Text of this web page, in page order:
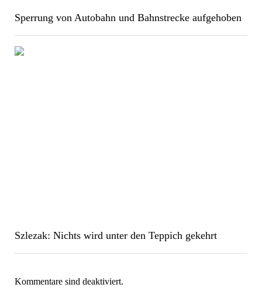
Sperrung von Autobahn und Bahnstrecke aufgehoben
Szlezak: Nichts wird unter den Teppich gekehrt
Kommentare sind deaktiviert.